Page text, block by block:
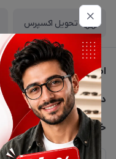
تحویل اکسپرس
اطلاعات تماس
02177116909
info@civiliha.com
ارسال فوری در تهران +
دسترسی سریع
حساب کاربری
مجله فروشگاه
خدمات مشتریان
حریم خصوصی